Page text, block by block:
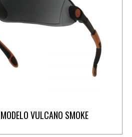
VULCANO SMOKE